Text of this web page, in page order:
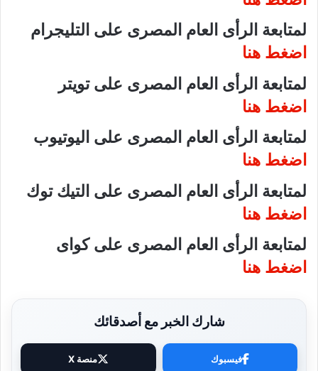
لمتابعة الرأى العام المصرى على التليجرام
اضغط هنا
لمتابعة الرأى العام المصرى على تويتر
اضغط هنا
لمتابعة الرأى العام المصرى على اليوتيوب
اضغط هنا
لمتابعة الرأى العام المصرى على التيك توك
اضغط هنا
لمتابعة الرأى العام المصرى على كواى
اضغط هنا
شارك الخبر مع أصدقائك
فيسبوك منصة X